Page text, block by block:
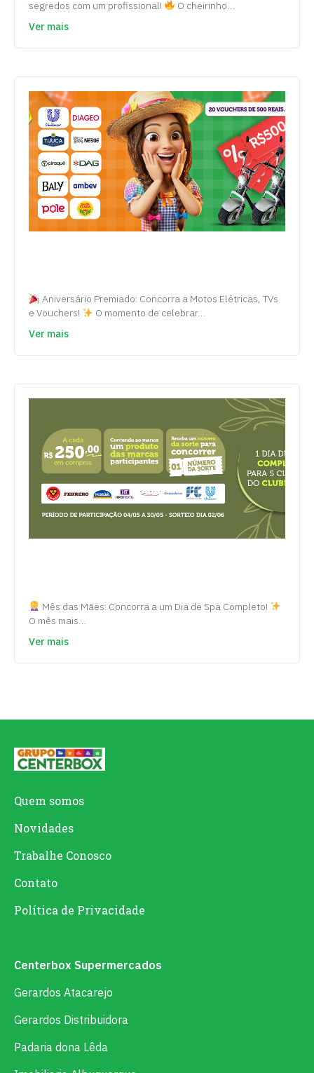
segredos com um profissional!
O cheirinho…
Ver mais
Aniversário Premiado: Concorra a Motos Elétricas, TVs
e Vouchers!
O momento de celebrar…
Ver mais
Mês das Mães: Concorra a um Dia de Spa Completo!
O mês mais…
Ver mais
Quem somos
Novidades
Trabalhe Conosco
Contato
Política de Privacidade
Centerbox Supermercados
Gerardos Atacarejo
Gerardos Distribuidora
Padaria dona Lêda